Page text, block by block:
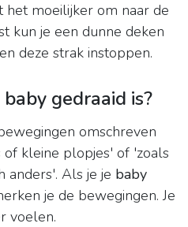
het moeilijker om naar de
kun je een dunne deken
deze strak instoppen.
gedraaid is?
omschreven
kleine plopjes' of 'zoals
anders'. Als je je baby
je de bewegingen. Je
voelen.